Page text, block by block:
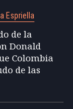
Espriella
de la
Donald
Colombia
de las